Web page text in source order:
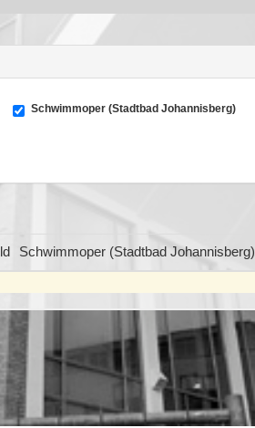
Schwimmoper (Stadtbad Johannisberg)
Schwimmoper (Stadtbad Johannisberg)